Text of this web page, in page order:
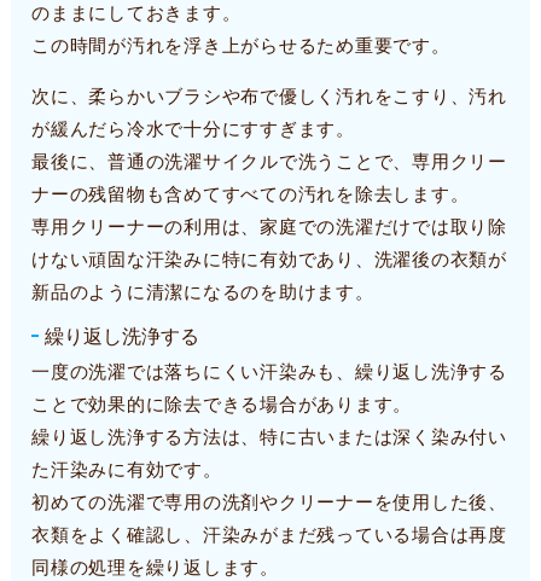
のままにしておきます。
この時間が汚れを浮き上がらせるため重要です。
次に、柔らかいブラシや布で優しく汚れをこすり、汚れ
が緩んだら冷水で十分にすすぎます。
最後に、普通の洗濯サイクルで洗うことで、専用クリー
ナーの残留物も含めてすべての汚れを除去します。
専用クリーナーの利用は、家庭での洗濯だけでは取り除
けない頑固な汗染みに特に有効であり、洗濯後の衣類が
新品のように清潔になるのを助けます。
繰り返し洗浄する
一度の洗濯では落ちにくい汗染みも、繰り返し洗浄する
ことで効果的に除去できる場合があります。
繰り返し洗浄する方法は、特に古いまたは深く染み付い
た汗染みに有効です。
初めての洗濯で専用の洗剤やクリーナーを使用した後、
衣類をよく確認し、汗染みがまだ残っている場合は再度
同様の処理を繰り返します。